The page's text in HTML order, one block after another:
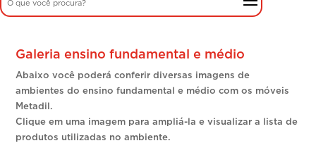
Galeria ensino fundamental e médio
Abaixo você poderá conferir diversas imagens de
ambientes do ensino fundamental e médio com os móveis
Metadil.
Clique em uma imagem para ampliá-la e visualizar a lista de
produtos utilizadas no ambiente.